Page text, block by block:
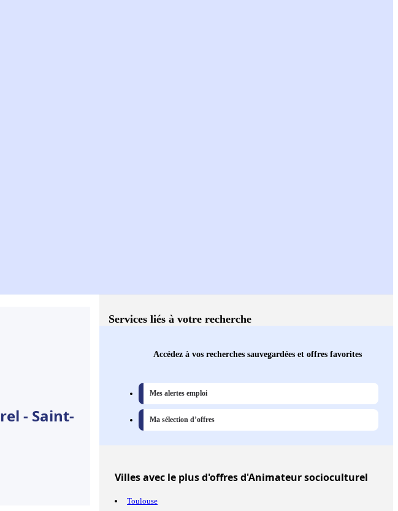
- Saint-
Services liés à votre recherche
Accédez à vos recherches sauvegardées et offres favorites
Mes alertes emploi
Ma sélection d’offres
Villesavec le plus d'offres d'Animateur socioculturel
Toulouse